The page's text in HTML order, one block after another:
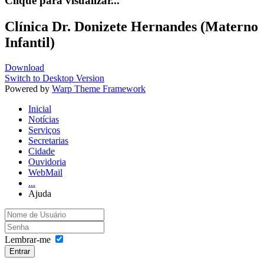
Clínica Dr. Donizete Hernandes (Materno
Infantil)
Download
Switch to Desktop Version
Powered by Warp Theme Framework
Inicial
Notícias
Serviços
Secretarias
Cidade
Ouvidoria
WebMail
...
Ajuda
Lembrar-me
Entrar